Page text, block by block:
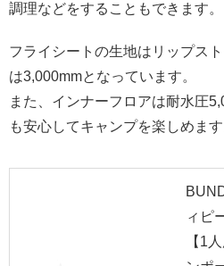
調理などをすることもできます。
フライシートの生地はリップス
は3,000mmとなっています。
また、インナーフロアは耐水圧
も安心してキャンプを楽しめます
ィピ
【1